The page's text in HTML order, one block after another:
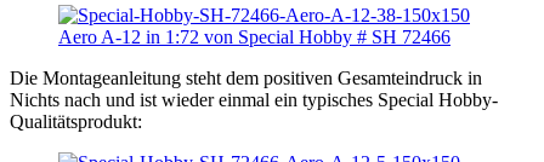
Die Montageanleitung steht dem positiven Gesamteindruck in
Nichts nach und ist wieder einmal ein typisches Special Hobby-
Qualitätsprodukt: